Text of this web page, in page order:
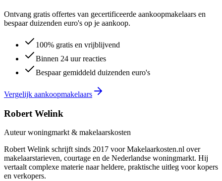
Ontvang gratis offertes van gecertificeerde aankoopmakelaars en
bespaar duizenden euro's op je aankoop.
100% gratis en vrijblijvend
Binnen 24 uur reacties
Bespaar gemiddeld duizenden euro's
Vergelijk aankoopmakelaars
Robert Welink
Auteur woningmarkt & makelaarskosten
Robert Welink schrijft sinds 2017 voor Makelaarkosten.nl over
makelaarstarieven, courtage en de Nederlandse woningmarkt. Hij
vertaalt complexe materie naar heldere, praktische uitleg voor kopers
en verkopers.